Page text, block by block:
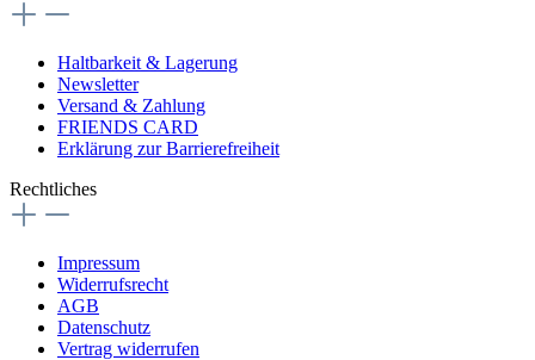
Haltbarkeit & Lagerung
Newsletter
Versand & Zahlung
FRIENDS CARD
Erklärung zur Barrierefreiheit
Rechtliches
Impressum
Widerrufsrecht
AGB
Datenschutz
Vertrag widerrufen